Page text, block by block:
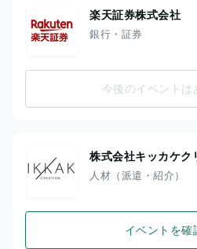
楽天証券株式会社
銀行・証券
今後のイベントは
株式会社キッカケク
人材（派遣・紹介）
イベントを確